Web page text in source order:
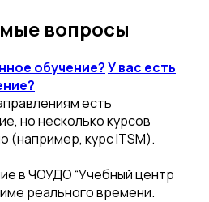
вопросы
обучение?У вас есть
есть
но несколько курсов
(например, курс ITSM).
в ЧОУДО “Учебный центр
реального времени.